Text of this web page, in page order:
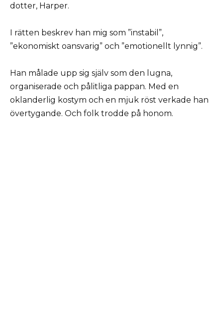
dotter, Harper.
I rätten beskrev han mig som ”instabil”,
”ekonomiskt oansvarig” och ”emotionellt lynnig”.
Han målade upp sig själv som den lugna,
organiserade och pålitliga pappan. Med en
oklanderlig kostym och en mjuk röst verkade han
övertygande. Och folk trodde på honom.